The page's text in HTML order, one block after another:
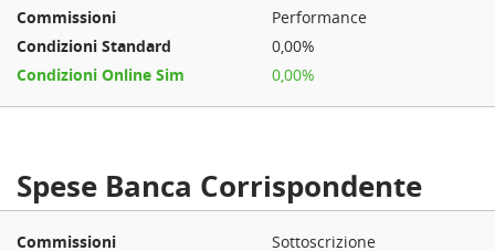
Performance
0,00%
0,00%
Spese Banca Corrispondente
Sottoscrizione